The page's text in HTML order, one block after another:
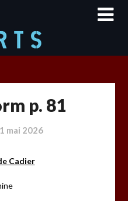
p. 81
mai 2026
Cadier